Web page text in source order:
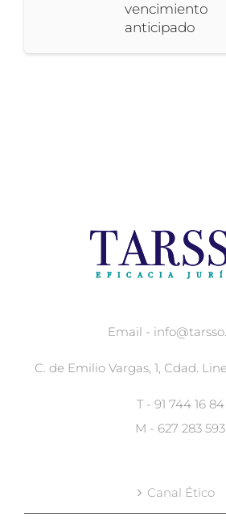
vencimiento
anticipado
Email -
C. de Emilio Vargas, 1, Cdad.
T - 91 744 16 84
M - 627 283 593
Canal Ético